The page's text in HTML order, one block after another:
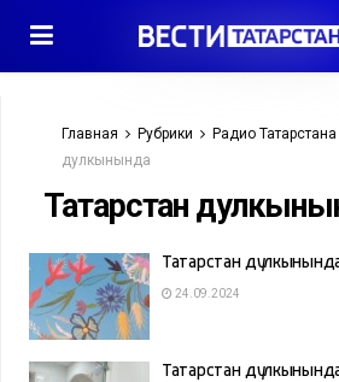
Главная Рубрики Радио Татарстана
дулкынында
Татарстан
Татарстан
24.09.2024
Татарстан